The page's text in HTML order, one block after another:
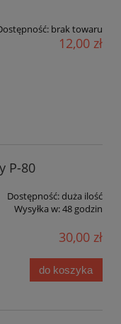
brak towaru
12,00 zł
P-80
Dostępność:duża ilość
Wysyłka w:48 godzin
30,00 zł
do koszyka